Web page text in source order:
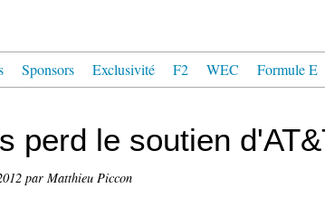
Sponsors Exclusivité F2 WEC Formule E
perd le soutien
par Matthieu Piccon